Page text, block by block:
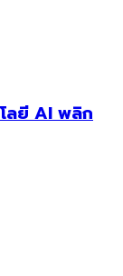
ลยี AI พลิก